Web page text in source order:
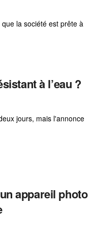
la société est prête à
à l’eau ?
jours, mais l'annonce
appareil photo